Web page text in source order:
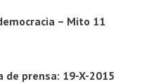
– Mito 11
de prensa: 19-X-2015